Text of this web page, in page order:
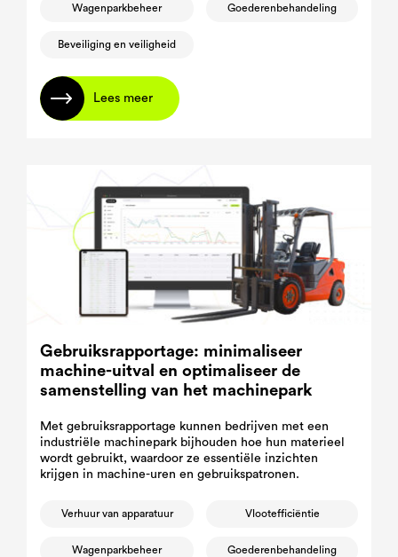
Wagenparkbeheer Goederenbehandeling
Beveiliging en veiligheid
Lees meer
Gebruiksrapportage: minimaliseer
machine-uitval en optimaliseer de
samenstelling van het machinepark
Met gebruiksrapportage kunnen bedrijven met een
industriële machinepark bijhouden hoe hun materieel
wordt gebruikt, waardoor ze essentiële inzichten
krijgen in machine-uren en gebruikspatronen.
Verhuur van apparatuur Vlootefficiëntie
Wagenparkbeheer Goederenbehandeling